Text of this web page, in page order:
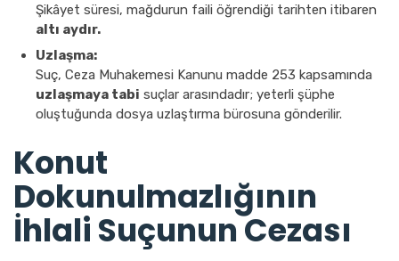
Şikâyet süresi, mağdurun faili öğrendiği tarihten itibaren
altı aydır.
Uzlaşma:
Suç, Ceza Muhakemesi Kanunu madde 253 kapsamında
uzlaşmaya tabi suçlar arasındadır; yeterli şüphe
oluştuğunda dosya uzlaştırma bürosuna gönderilir.
Konut
Dokunulmazlığının
İhlali Suçunun Cezası